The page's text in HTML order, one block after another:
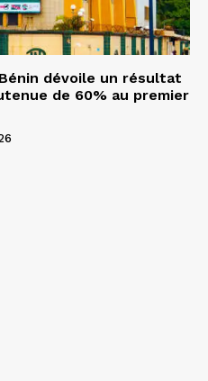
dévoile un résultat
de 60% au premier